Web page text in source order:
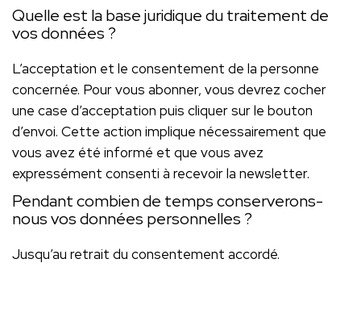
Quelle est la base juridique du traitement de
vos données ?
L’acceptation et le consentement de la personne
concernée. Pour vous abonner, vous devrez cocher
une case d’acceptation puis cliquer sur le bouton
d’envoi. Cette action implique nécessairement que
vous avez été informé et que vous avez
expressément consenti à recevoir la newsletter.
Pendant combien de temps conserverons-
nous vos données personnelles ?
Jusqu’au retrait du consentement accordé.